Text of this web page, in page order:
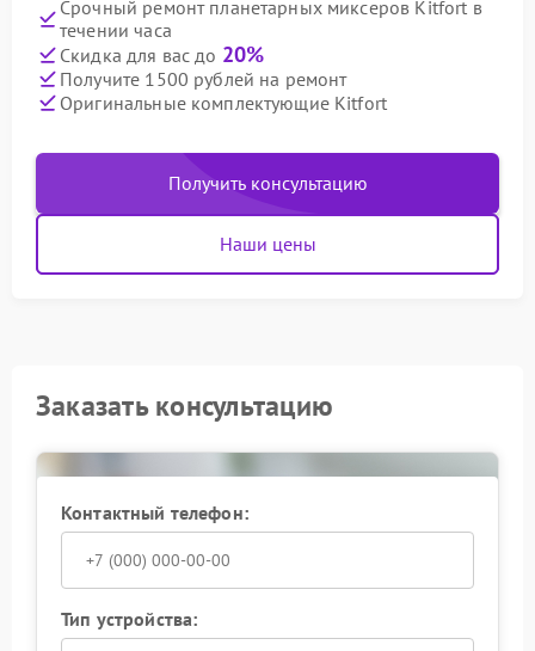
Срочный ремонт планетарных миксеров Kitfort в
течении часа
Скидка для вас до 20%
Получите 1500 рублей на ремонт
Оригинальные комплектующие Kitfort
Получить консультацию
Наши цены
Заказать консультацию
Контактный телефон:
Тип устройства: